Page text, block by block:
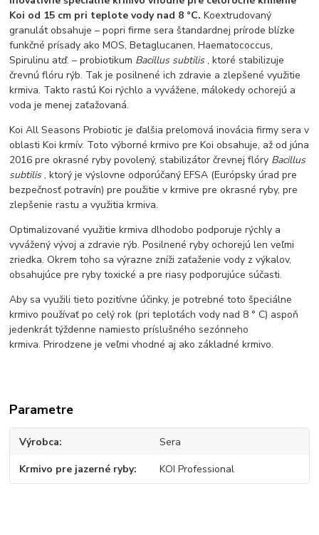
Koi od 15 cm pri teplote vody nad 8 °C. Koextrudovaný
granulát obsahuje – popri firme sera štandardnej prírode blízke
funkčné prísady ako MOS, Betaglucanen, Haematococcus,
Spirulinu atď. – probiotikum Bacillus subtilis , ktoré stabilizuje
črevnú flóru rýb. Tak je posilnené ich zdravie a zlepšené využitie
krmiva. Takto rastú Koi rýchlo a vyvážene, málokedy ochorejú a
voda je menej zaťažovaná.
Koi All Seasons Probiotic je ďalšia prelomová inovácia firmy sera v
oblasti Koi krmív. Toto výborné krmivo pre Koi obsahuje, až od júna
2016 pre okrasné ryby povolený, stabilizátor črevnej flóry Bacillus
subtilis , ktorý je výslovne odporúčaný EFSA (Európsky úrad pre
bezpečnosť potravín) pre použitie v krmive pre okrasné ryby, pre
zlepšenie rastu a využitia krmiva.
Optimalizované využitie krmiva dlhodobo podporuje rýchly a
vyvážený vývoj a zdravie rýb. Posilnené ryby ochorejú len veľmi
zriedka. Okrem toho sa výrazne zníži zaťaženie vody z výkalov,
obsahujúce pre ryby toxické a pre riasy podporujúce súčasti.
Aby sa využili tieto pozitívne účinky, je potrebné toto špeciálne
krmivo používať po celý rok (pri teplotách vody nad 8 ° C) aspoň
jedenkrát týždenne namiesto príslušného sezónneho
krmiva. Prirodzene je veľmi vhodné aj ako základné krmivo.
Parametre
Výrobca Sera
Krmivo pre jazerné ryby KOI Professional